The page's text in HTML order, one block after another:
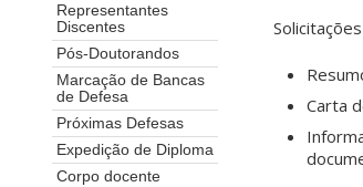
Representantes
Discentes
Pós-Doutorandos
Marcação de Bancas
de Defesa
Próximas Defesas
Expedição de Diploma
Corpo docente
Carta